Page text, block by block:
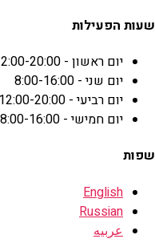
שעות הפעילות
יום ראשון - 12:00-20:00
יום שני - 8:00-16:00
יום רביעי - 12:00-20:00
יום חמישי - 8:00-16:00
שפות
English
Russian
عربيه